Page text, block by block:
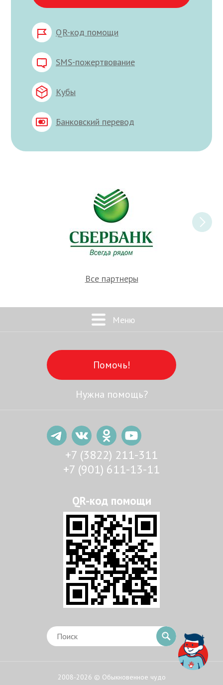
QR-код помощи
SMS-пожертвование
Кубы
Банковский перевод
Все партнеры
Меню
Помочь!
Нужна помощь?
+7 (3822) 211-311
+7 (901) 611-13-11
2008-2026 © Обыкновенное чудо